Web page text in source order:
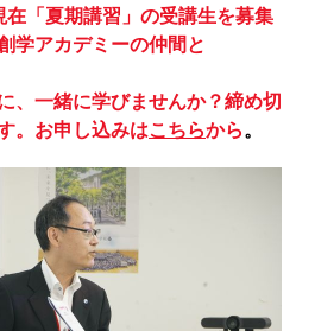
「夏期講習」の受講生を募集
学アカデミーの仲間と
、一緒に学びませんか？締め切
。お申し込みはこちらから。